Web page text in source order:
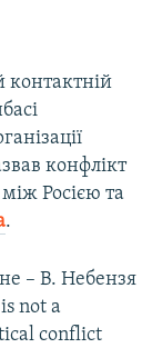
контактній
конфлікт
Росією та
.
– В. Небензя
not a
conflict